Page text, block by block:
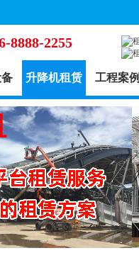
8888-2255
升降机租赁 工程案例